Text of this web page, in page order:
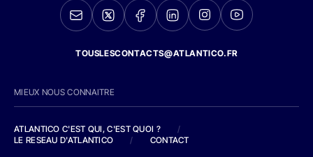
TOUSLESCONTACTS@ATLANTICO.FR
MIEUX NOUS CONNAITRE
ATLANTICO C'EST QUI, C'EST QUOI ?
/
LE RESEAU D'ATLANTICO
/ CONTACT